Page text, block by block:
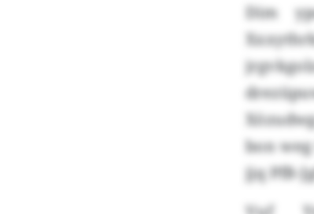
Dim
bon
jjq PfB-